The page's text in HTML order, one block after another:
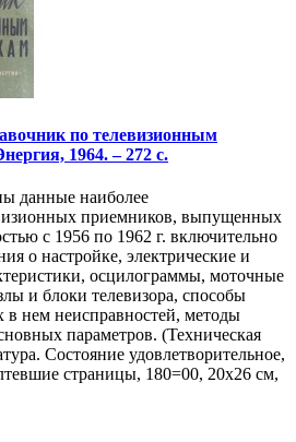
по телевизионным
1964. – 272 с.
данные наиболее
приемников, выпущенных
с 1956 по 1962 г. включительно
о настройке, электрические и
осцилограммы, моточные
и блоки телевизора, способы
нем неисправностей, методы
параметров. (Техническая
Состояние удовлетворительное,
страницы, 180=00, 20х26 см,